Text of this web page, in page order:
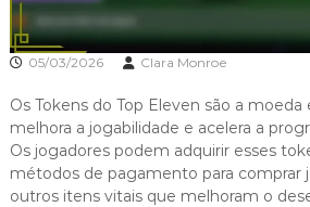
05/03/2026 Clara Monroe
Os Tokens do Top Eleven são a
melhora a jogabilidade e acelera a
Os jogadores podem adquirir esses
métodos de pagamento para comprar
outros itens vitais que melhoram o